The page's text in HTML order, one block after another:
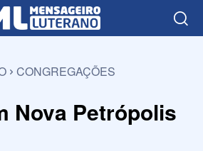
CONGREGAÇÕES
Nova Petrópolis